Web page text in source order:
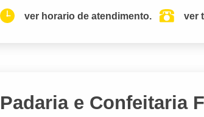
ver horario de atendimento. ver
Padaria e Confeitaria